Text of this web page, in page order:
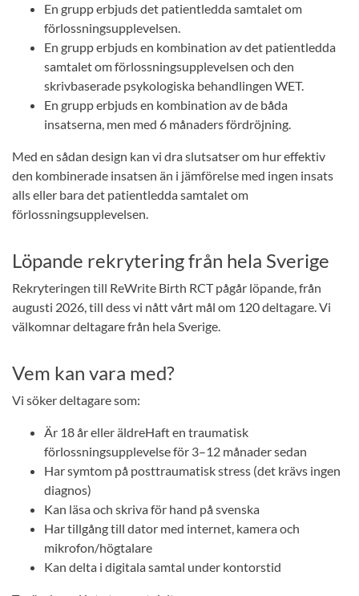
En grupp erbjuds det patientledda samtalet om
förlossningsupplevelsen.
En grupp erbjuds en kombination av det patientledda
samtalet om förlossningsupplevelsen och den
skrivbaserade psykologiska behandlingen WET.
En grupp erbjuds en kombination av de båda
insatserna, men med 6 månaders fördröjning.
Med en sådan design kan vi dra slutsatser om hur effektiv
den kombinerade insatsen än i jämförelse med ingen insats
alls eller bara det patientledda samtalet om
förlossningsupplevelsen.
Löpande rekrytering från hela Sverige
Rekryteringen till ReWrite Birth RCT pågår löpande, från
augusti 2026, till dess vi nått vårt mål om 120 deltagare. Vi
välkomnar deltagare från hela Sverige.
Vem kan vara med?
Vi söker deltagare som:
Är 18 år eller äldreHaft en traumatisk
förlossningsupplevelse för 3–12 månader sedan
Har symtom på posttraumatisk stress (det krävs ingen
diagnos)
Kan läsa och skriva för hand på svenska
Har tillgång till dator med internet, kamera och
mikrofon/högtalare
Kan delta i digitala samtal under kontorstid